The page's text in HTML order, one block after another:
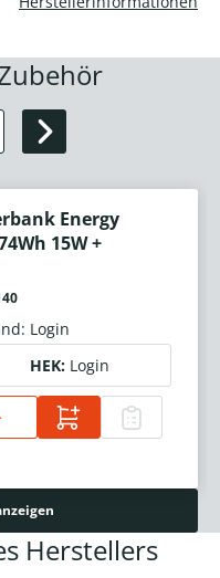
Energy
15W +
Login
HEK: Login
Herstellers